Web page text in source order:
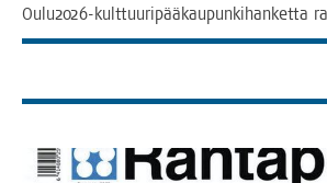
Oulu2026-kult­­tuu­­ri­­pää­­kau­­pun­­ki­­han­­ket­­ta